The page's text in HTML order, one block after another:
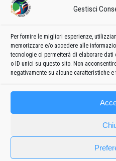
Gestisci
Per fornire le migliori esperienze,
memorizzare e/o accedere alle
tecnologie ci permetterà di elaborare
o ID unici su questo sito. Non
negativamente su alcune caratteristiche e
Formazione e calendario 1993
← 1 … 9 10